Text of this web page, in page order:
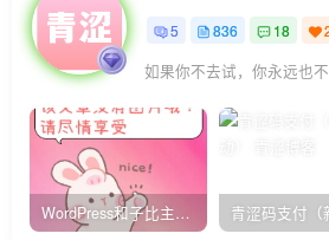
5 836 18
如果你不去试，你永远也
WordPress和子比主题模板&网站美化方法教程-已更新到:23-01-8